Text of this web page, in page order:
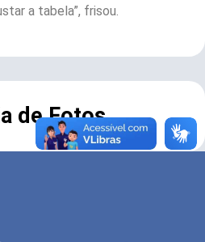
a tabela”, frisou.
de Fotos